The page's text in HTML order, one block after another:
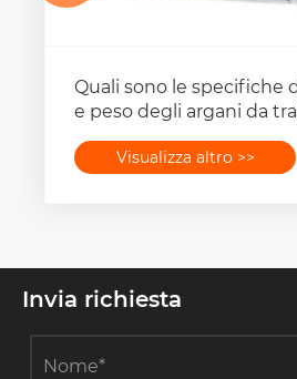
Quali sono le specifiche
e peso degli argani da
Visualizza altro >>
Invia richiesta